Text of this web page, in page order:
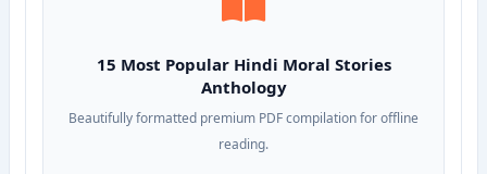
15 Most Popular Hindi Moral Stories
Anthology
Beautifully formatted premium PDF compilation for offline
reading.